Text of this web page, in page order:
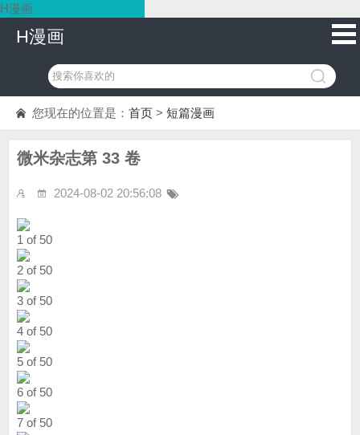
H漫画
H漫画
您现在的位置是： 首页 > 短篇漫画
微米杂志第 33 卷
2024-08-02 20:56:08
1 of 50
2 of 50
3 of 50
4 of 50
5 of 50
6 of 50
7 of 50